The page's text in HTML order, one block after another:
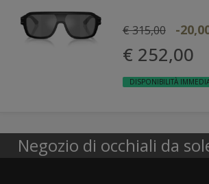
€ 315,00 -
€ 252,00
DISPONIBILITÀ
Negozio di occhiali da